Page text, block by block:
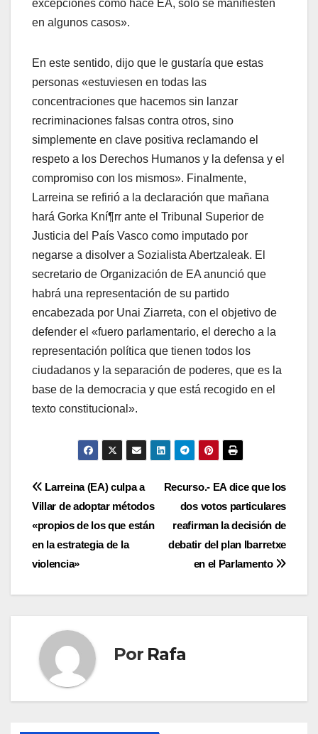
excepciones como hace EA, sólo se manifiesten
en algunos casos».
En este sentido, dijo que le gustarí­a que estas
personas «estuviesen en todas las
concentraciones que hacemos sin lanzar
recriminaciones falsas contra otros, sino
simplemente en clave positiva reclamando el
respeto a los Derechos Humanos y la defensa y el
compromiso con los mismos». Finalmente,
Larreina se refirió a la declaración que mañana
hará Gorka Kní¶rr ante el Tribunal Superior de
Justicia del Paí­s Vasco como imputado por
negarse a disolver a Sozialista Abertzaleak. El
secretario de Organización de EA anunció que
habrá una representación de su partido
encabezada por Unai Ziarreta, con el objetivo de
defender el «fuero parlamentario, el derecho a la
representación polí­tica que tienen todos los
ciudadanos y la separación de poderes, que es la
base de la democracia y que está recogido en el
texto constitucional».
Navegación
de
entradas
Recurso.- EA dice que los
dos votos particulares
reafirman la decisión de
debatir del plan Ibarretxe
en el Parlamento
Larreina (EA) culpa a
Villar de adoptar métodos
«propios de los que están
en la estrategia de la
violencia»
Por Rafa